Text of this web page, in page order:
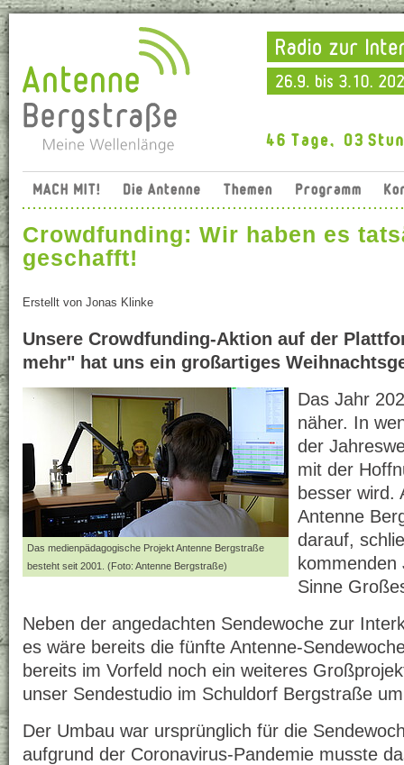
Crowdfunding: Wir haben es
geschafft!
Erstellt von Jonas Klinke
Unsere Crowdfunding-Aktion auf der
mehr" hat uns ein großartiges
Das medienpädagogische Projekt Antenne Bergstraße
besteht seit 2001. (Foto: Antenne Bergstraße)
Das Jahr
näher. In
der
mit der
besser wird.
Antenne
darauf,
Sinne
Neben der angedachten Sendewoche zur
es wäre bereits die fünfte Antenne-
bereits im Vorfeld noch ein weiteres
unser Sendestudio im Schuldorf Bergstraße
Der Umbau war ursprünglich für die
aufgrund der Coronavirus-Pandemie musste